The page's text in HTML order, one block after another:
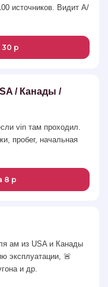
источников. Видит А/
30 р
/ Канады /
vin там проходил.
пробег, начальная
8 р
ам из USA и Канады
эксплуатации, 🚨
и др.